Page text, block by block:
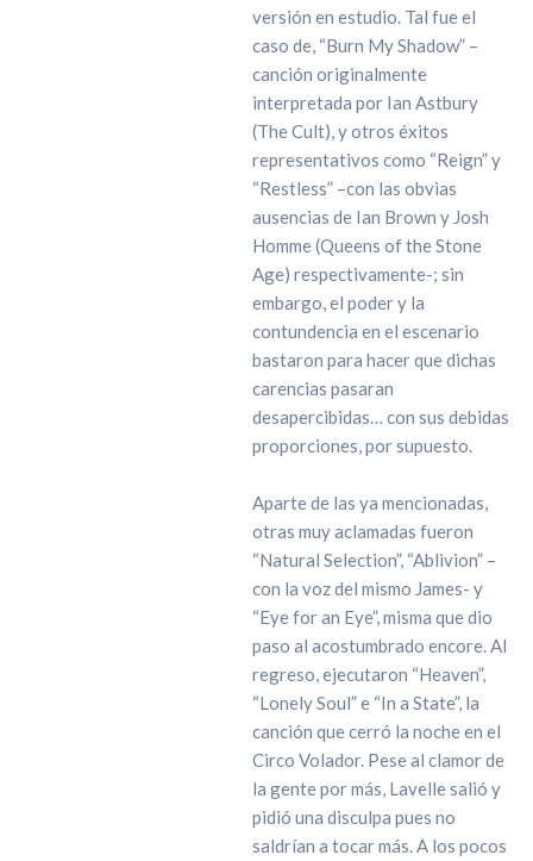
versión en estudio. Tal fue el
caso de, “Burn My Shadow” –
canción originalmente
interpretada por Ian Astbury
(The Cult), y otros éxitos
representativos como “Reign” y
“Restless” –con las obvias
ausencias de Ian Brown y Josh
Homme (Queens of the Stone
Age) respectivamente-; sin
embargo, el poder y la
contundencia en el escenario
bastaron para hacer que dichas
carencias pasaran
desapercibidas… con sus debidas
proporciones, por supuesto.
Aparte de las ya mencionadas,
otras muy aclamadas fueron
“Natural Selection”, “Ablivion” –
con la voz del mismo James- y
“Eye for an Eye”, misma que dio
paso al acostumbrado encore. Al
regreso, ejecutaron “Heaven”,
“Lonely Soul” e “In a State”, la
canción que cerró la noche en el
Circo Volador. Pese al clamor de
la gente por más, Lavelle salió y
pidió una disculpa pues no
saldrían a tocar más. A los pocos